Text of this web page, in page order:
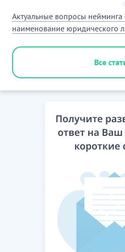
Актуальные вопросы нейминга
наименование юридического
Все